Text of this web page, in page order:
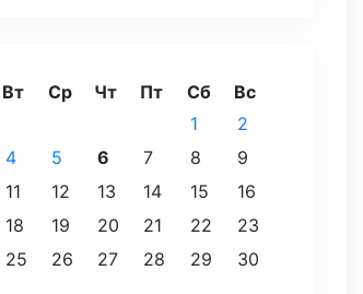
Вт Ср Чт Пт Сб
Вс
1
2
4 5 6 7 8
9
11 12 13 14 15
16
18 19 20 21 22
23
25 26 27 28 29
30